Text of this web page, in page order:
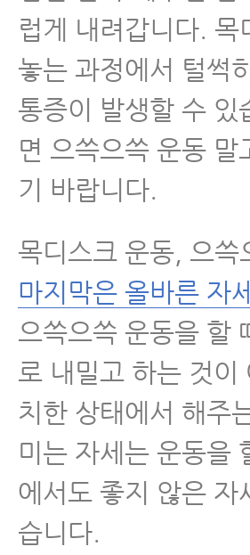
럽게 내려갑니다.
놓는 과정에서 털썩
통증이 발생할 수
면 으쓱으쓱 운동
기 바랍니다.
목디스크 운동, 으
마지막은 올바른 자
으쓱으쓱 운동을 할
로 내밀고 하는 것이
치한 상태에서 해주
미는 자세는 운동을
에서도 좋지 않은 자
습니다.